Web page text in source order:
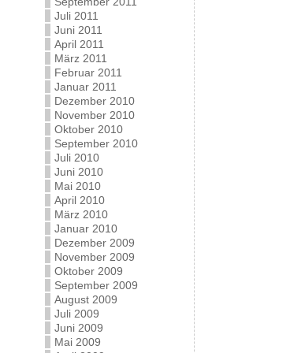
Juli 2011
Juni 2011
April 2011
März 2011
Februar 2011
Januar 2011
Dezember 2010
November 2010
Oktober 2010
September 2010
Juli 2010
Juni 2010
Mai 2010
April 2010
März 2010
Januar 2010
Dezember 2009
November 2009
Oktober 2009
September 2009
August 2009
Juli 2009
Juni 2009
Mai 2009